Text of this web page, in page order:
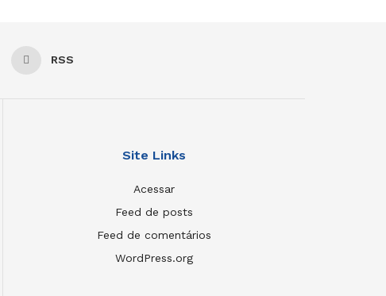
RSS
Site Links
Acessar
Feed de posts
Feed de comentários
WordPress.org